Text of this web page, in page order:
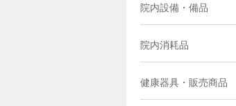
院内設備・備品
院内消耗品
健康器具・販売商品